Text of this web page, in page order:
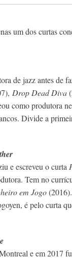
um dos curtas
de jazz antes de
Drop Dead Diva
como produtora
Divide a
e escreveu o curta
Tem no
em Jogo
é pelo curta
e em 2017